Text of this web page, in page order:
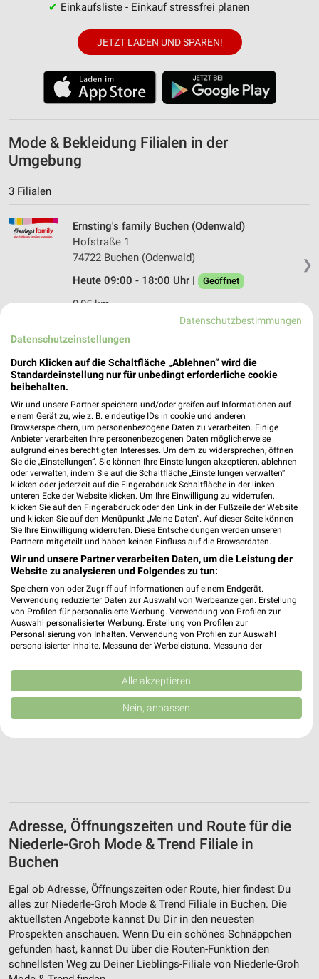
✔ Einkaufsliste - Einkauf stressfrei planen
JETZT LADEN UND SPAREN!
Mode & Bekleidung Filialen in der
Umgebung
3 Filialen
❯
Ernsting's family Buchen (Odenwald)
Hofstraße 1
74722 Buchen (Odenwald)
Heute 09:00 - 18:00 Uhr |
Geöffnet
0,05 km
Tchibo Filiale Buchen
Marktstrasse 14
74722 Buchen
Heute 10:00 - 18:00 Uhr |
Geöffnet
0,12 km • Angebote: 4 Prospekte
NKD Buchen
Daimlerstr. 1
74722 Buchen
Heute 08:30 - 20:00 Uhr | Geöffnet
0,98 km • Angebote: 2 Prospekte
Adresse, Öffnungszeiten und Route für die
Niederle-Groh Mode & Trend Filiale in
Buchen
Egal ob Adresse, Öffnungszeiten oder Route, hier findest Du
alles zur Niederle-Groh Mode & Trend Filiale in Buchen. Die
aktuellsten Angebote kannst Du Dir in den neuesten
Prospekten anschauen. Wenn Du ein schönes Schnäppchen
gefunden hast, kannst Du über die Routen-Funktion den
schnellsten Weg zu Deiner Lieblings-Filiale von Niederle-Groh
Datenschutzbestimmungen
Datenschutzeinstellungen
Durch Klicken auf die Schaltfläche „Ablehnen“ wird die
Standardeinstellung nur für unbedingt erforderliche cookie
beibehalten.
Wir und unsere Partner speichern und/oder greifen auf Informationen auf
einem Gerät zu, wie z. B. eindeutige IDs in cookie und anderen
Browserspeichern, um personenbezogene Daten zu verarbeiten. Einige
Anbieter verarbeiten Ihre personenbezogenen Daten möglicherweise
aufgrund eines berechtigten Interesses. Um dem zu widersprechen, öffnen
Sie die „Einstellungen“. Sie können Ihre Einstellungen akzeptieren, ablehnen
oder verwalten, indem Sie auf die Schaltfläche „Einstellungen verwalten“
klicken oder jederzeit auf die Fingerabdruck-Schaltfläche in der linken
unteren Ecke der Website klicken. Um Ihre Einwilligung zu widerrufen,
klicken Sie auf den Fingerabdruck oder den Link in der Fußzeile der Website
und klicken Sie auf den Menüpunkt „Meine Daten“. Auf dieser Seite können
Sie Ihre Einwilligung widerrufen. Diese Entscheidungen werden unseren
Partnern mitgeteilt und haben keinen Einfluss auf die Browserdaten.
Wir und unsere Partner verarbeiten Daten, um die Leistung der
Website zu analysieren und Folgendes zu tun:
Speichern von oder Zugriff auf Informationen auf einem Endgerät.
Verwendung reduzierter Daten zur Auswahl von Werbeanzeigen. Erstellung
von Profilen für personalisierte Werbung. Verwendung von Profilen zur
Auswahl personalisierter Werbung. Erstellung von Profilen zur
Personalisierung von Inhalten. Verwendung von Profilen zur Auswahl
personalisierter Inhalte. Messung der Werbeleistung. Messung der
Kombinationen von Daten aus verschiedenen Quellen. Entwicklung und
Verbesserung der Angebote. Verwendung reduzierter Daten zur Auswahl
von Inhalten.
Daten können außerhalb der Europäischen Union weitergegeben und in die
USA gesendet werden.
Website/App.
Speichern von oder Zugriff auf Informationen
auf einem Endgerät
Verwendung reduzierter Daten zur Auswahl von
Werbeanzeigen
Erstellung von Profilen für personalisierte
Werbung
Verwendung von Profilen zur Auswahl
personalisierter Werbung
Alle akzeptieren
Nein, anpassen